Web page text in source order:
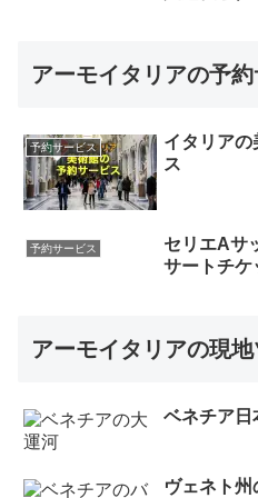
アーモイタリアの予
予約サービス
イタリア
ス
予約サービス
セリエAサ
サートチケ
アーモイタリアの現
ベネチア日
ヴェネト